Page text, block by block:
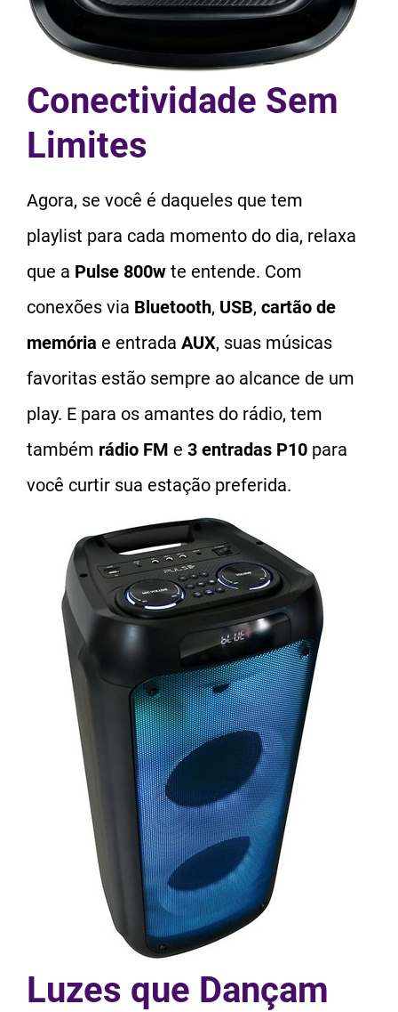
Conectividade Sem
Limites
Agora, se você é daqueles que tem
playlist para cada momento do dia, relaxa
que a Pulse 800w te entende. Com
conexões via Bluetooth, USB, cartão de
memória e entrada AUX, suas músicas
favoritas estão sempre ao alcance de um
play. E para os amantes do rádio, tem
também rádio FM e 3 entradas P10 para
você curtir sua estação preferida.
Luzes que Dançam